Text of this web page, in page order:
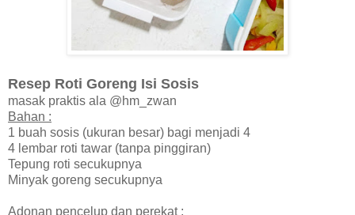
Resep Roti Goreng Isi Sosis
masak praktis ala @hm_zwan
Bahan :
1 buah sosis (ukuran besar) bagi menjadi 4
4 lembar roti tawar (tanpa pinggiran)
Tepung roti secukupnya
Minyak goreng secukupnya
Adonan pencelup dan perekat :